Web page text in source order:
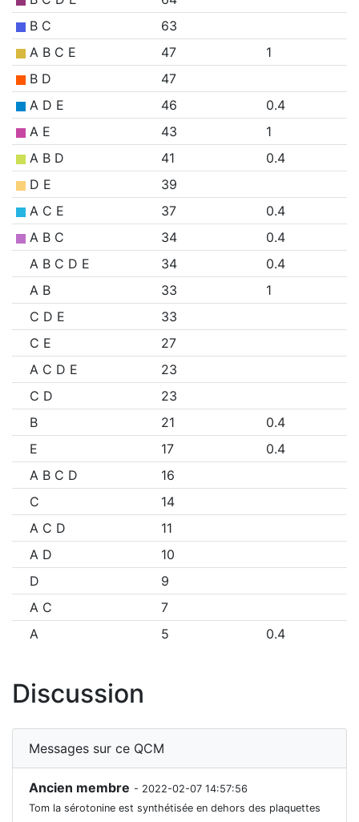
B C
63
A B C E
47
1
B D
47
A D E
46
0.4
A E
43
1
A B D
41
0.4
D E
39
A C E
37
0.4
A B C
34
0.4
A B C D E
34
0.4
A B
33
1
C D E
33
C E
27
A C D E
23
C D
23
B
21
0.4
E
17
0.4
A B C D
16
C
14
A C D
11
A D
10
D
9
A C
7
A
5 0.4
Discussion
Messages sur ce QCM
Ancien membre - 2022-02-07 14:57:56
Tom la sérotonine est synthétisée en dehors des plaquettes